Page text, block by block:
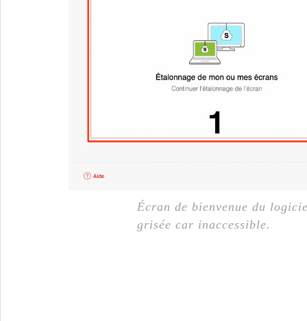
Écran de bienvenue du
grisée car inaccessible.